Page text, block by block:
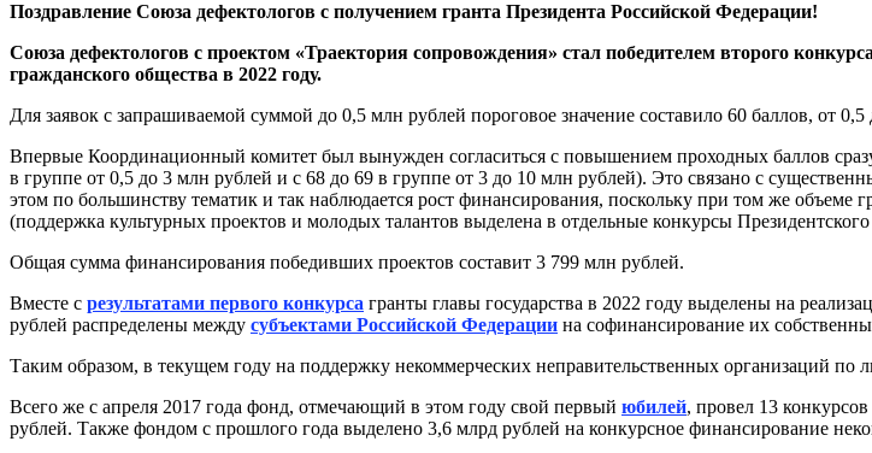
Поздравление Союза дефектологов с получением гранта Президента Российской Федерации!
Союза дефектологов с проектом «Траектория сопровождения» стал победителем второго
гражданского общества в 2022 году.
Для заявок с запрашиваемой суммой до 0,5 млн рублей пороговое значение составило 60 баллов,
Впервые Координационный комитет был вынужден согласиться с повышением проходных баллов
в группе от 0,5 до 3 млн рублей и с 68 до 69 в группе от 3 до 10 млн рублей). Это связано с
этом по большинству тематик и так наблюдается рост финансирования, поскольку при том же объеме
(поддержка культурных проектов и молодых талантов выделена в отдельные конкурсы
Общая сумма финансирования победивших проектов составит 3 799 млн рублей.
Вместе с результатами первого конкурса гранты главы государства в 2022 году выделены на
рублей распределены между субъектами Российской Федерации на софинансирование их
Таким образом, в текущем году на поддержку некоммерческих неправительственных организаций по
Всего же с апреля 2017 года фонд, отмечающий в этом году свой первый юбилей, провел 13
рублей. Также фондом с прошлого года выделено 3,6 млрд рублей на конкурсное финансирование